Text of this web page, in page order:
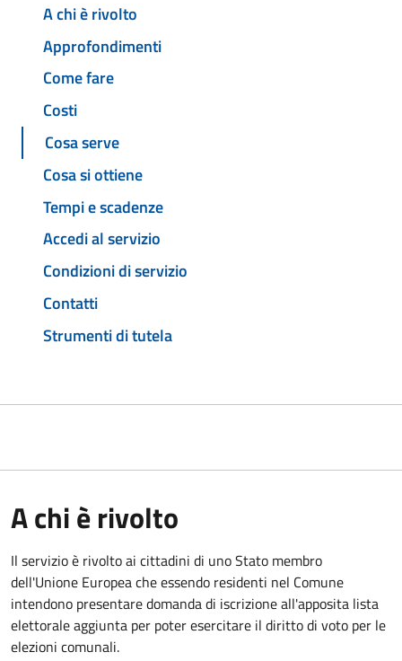
A chi è rivolto
Approfondimenti
Come fare
Costi
Cosa serve
Cosa si ottiene
Tempi e scadenze
Accedi al servizio
Condizioni di servizio
Contatti
Strumenti di tutela
A chi è rivolto
Il servizio è rivolto ai cittadini di uno Stato membro
dell'Unione Europea che essendo residenti nel Comune
intendono presentare domanda di iscrizione all'apposita lista
elettorale aggiunta per poter esercitare il diritto di voto per le
elezioni comunali.